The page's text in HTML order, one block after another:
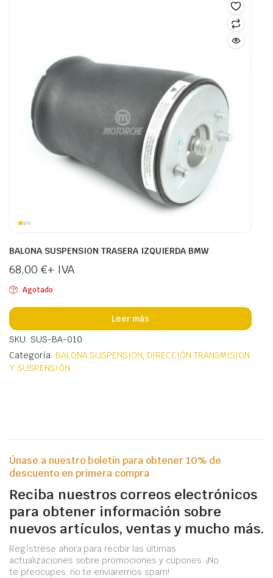
BALONA SUSPENSION TRASERA IZQUIERDA BMW
68,00 €+ IVA
Agotado
Leer más
SKU: SUS-BA-010
Categoría: BALONA SUSPENSION, DIRECCIÓN TRANSMISION
Y SUSPENSIÓN
Únase a nuestro boletín para obtener 10% de
descuento en primera compra
Reciba nuestros correos electrónicos
para obtener información sobre
nuevos artículos, ventas y mucho más.
Regístrese ahora para recibir las últimas
actualizaciones sobre promociones y cupones. ¡No
te preocupes, no te enviaremos spam!